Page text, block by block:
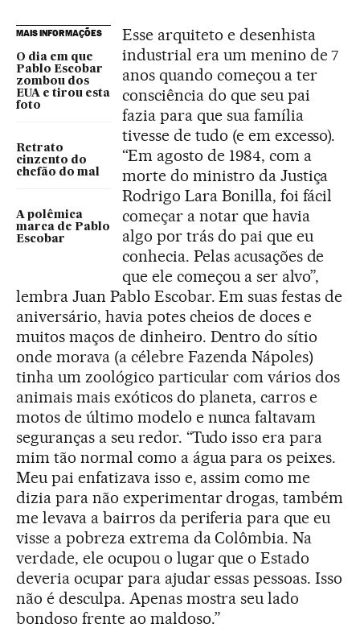
MAIS INFORMAÇÕES
O dia em que
Pablo Escobar
zombou dos
EUA e tirou esta
foto
Retrato
cinzento do
chefão do mal
A polêmica
marca de Pablo
Escobar
Esse arquiteto e desenhista
industrial era um menino de 7
anos quando começou a ter
consciência do que seu pai
fazia para que sua família
tivesse de tudo (e em excesso).
“Em agosto de 1984, com a
morte do ministro da Justiça
Rodrigo Lara Bonilla, foi fácil
começar a notar que havia
algo por trás do pai que eu
conhecia. Pelas acusações de
que ele começou a ser alvo”,
lembra Juan Pablo Escobar. Em suas festas de
aniversário, havia potes cheios de doces e
muitos maços de dinheiro. Dentro do sítio
onde morava (a célebre Fazenda Nápoles)
tinha um zoológico particular com vários dos
animais mais exóticos do planeta, carros e
motos de último modelo e nunca faltavam
seguranças a seu redor. “Tudo isso era para
mim tão normal como a água para os peixes.
Meu pai enfatizava isso e, assim como me
dizia para não experimentar drogas, também
me levava a bairros da periferia para que eu
visse a pobreza extrema da Colômbia. Na
verdade, ele ocupou o lugar que o Estado
deveria ocupar para ajudar essas pessoas. Isso
não é desculpa. Apenas mostra seu lado
bondoso frente ao maldoso.”